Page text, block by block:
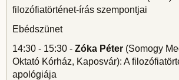
filozófiatörténet-írás szempontjai
Ebédszünet
14:30 - 15:30 - Zóka Péter (Somogy
Oktató Kórház, Kaposvár): A
apológiája